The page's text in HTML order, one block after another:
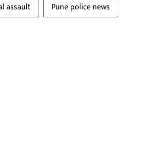
assault
Pune police news